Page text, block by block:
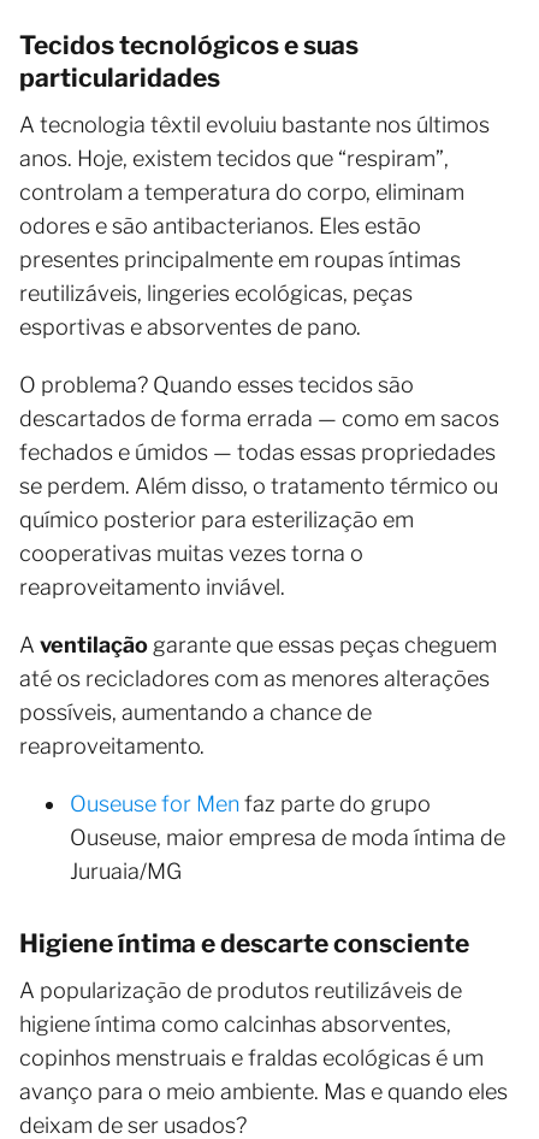
Tecidos tecnológicos e suas
particularidades
A tecnologia têxtil evoluiu bastante nos últimos
anos. Hoje, existem tecidos que “respiram”,
controlam a temperatura do corpo, eliminam
odores e são antibacterianos. Eles estão
presentes principalmente em roupas íntimas
reutilizáveis, lingeries ecológicas, peças
esportivas e absorventes de pano.
O problema? Quando esses tecidos são
descartados de forma errada — como em sacos
fechados e úmidos — todas essas propriedades
se perdem. Além disso, o tratamento térmico ou
químico posterior para esterilização em
cooperativas muitas vezes torna o
reaproveitamento inviável.
A ventilação garante que essas peças cheguem
até os recicladores com as menores alterações
possíveis, aumentando a chance de
reaproveitamento.
Ouseuse for Men faz parte do grupo
Ouseuse, maior empresa de moda íntima de
Juruaia/MG
Higiene íntima e descarte consciente
A popularização de produtos reutilizáveis de
higiene íntima como calcinhas absorventes,
copinhos menstruais e fraldas ecológicas é um
avanço para o meio ambiente. Mas e quando eles
deixam de ser usados?